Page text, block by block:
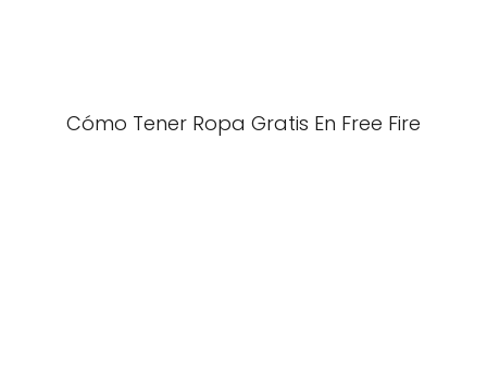
Cómo Tener Ropa Gratis En Free Fire